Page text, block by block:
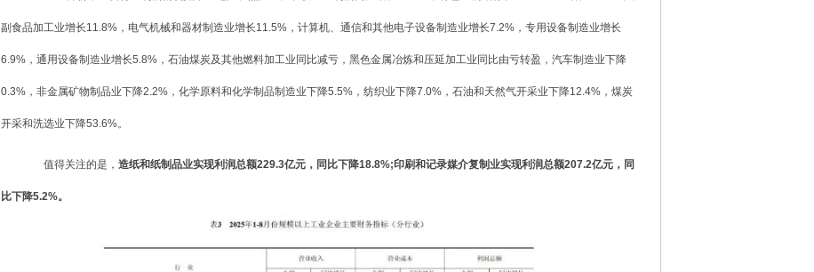
副食品加工业增长11.8%，电气机械和器材制造业增长11.5%，计算机、通信和其他电子设备制造业增长7.2%，专用设备制造业增长
6.9%，通用设备制造业增长5.8%，石油煤炭及其他燃料加工业同比减亏，黑色金属冶炼和压延加工业同比由亏转盈，汽车制造业下降
0.3%，非金属矿物制品业下降2.2%，化学原料和化学制品制造业下降5.5%，纺织业下降7.0%，石油和天然气开采业下降12.4%，煤炭
开采和洗选业下降53.6%。
值得关注的是， 造纸和纸制品业实现利润总额229.3亿元，同比下降18.8%;印刷和记录媒介复制业实现利润总额207.2亿元，同
比下降5.2%。